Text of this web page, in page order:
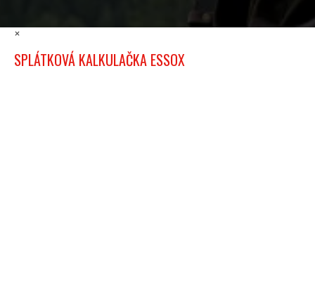
×
SPLÁTKOVÁ KALKULAČKA ESSOX